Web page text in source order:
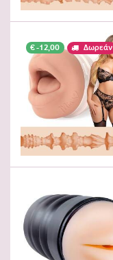
€ -12,00 Δωρεάν
Προσθήκη